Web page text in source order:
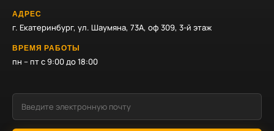
АДРЕС
г. Екатеринбург, ул. Шаумяна, 73А, оф 309, 3-й этаж
ВРЕМЯ РАБОТЫ
пн – пт с 9:00 до 18:00